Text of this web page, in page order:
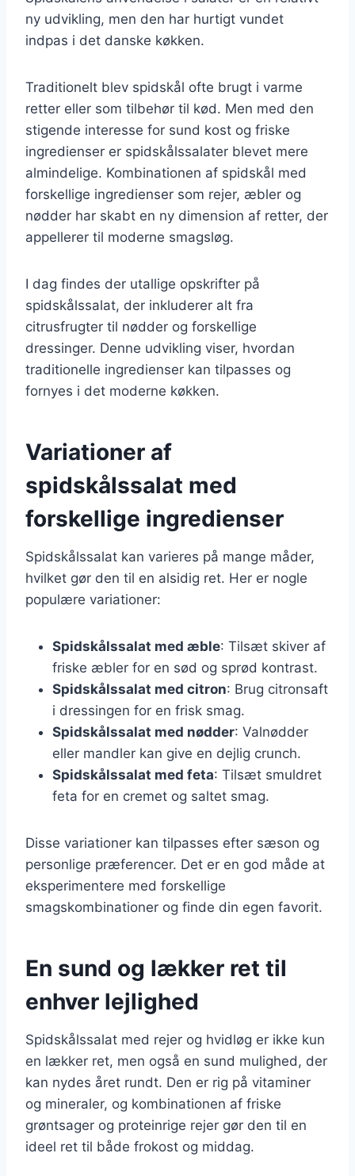
ny udvikling, men den har hurtigt vundet
indpas i det danske køkken.
Traditionelt blev spidskål ofte brugt i varme
retter eller som tilbehør til kød. Men med den
stigende interesse for sund kost og friske
ingredienser er spidskålssalater blevet mere
almindelige. Kombinationen af spidskål med
forskellige ingredienser som rejer, æbler og
nødder har skabt en ny dimension af retter, der
appellerer til moderne smagsløg.
I dag findes der utallige opskrifter på
spidskålssalat, der inkluderer alt fra
citrusfrugter til nødder og forskellige
dressinger. Denne udvikling viser, hvordan
traditionelle ingredienser kan tilpasses og
fornyes i det moderne køkken.
Variationer af
spidskålssalat med
forskellige ingredienser
Spidskålssalat kan varieres på mange måder,
hvilket gør den til en alsidig ret. Her er nogle
populære variationer:
Spidskålssalat med æble: Tilsæt skiver af
friske æbler for en sød og sprød kontrast.
Spidskålssalat med citron: Brug citronsaft
i dressingen for en frisk smag.
Spidskålssalat med nødder: Valnødder
eller mandler kan give en dejlig crunch.
Spidskålssalat med feta: Tilsæt smuldret
feta for en cremet og saltet smag.
Disse variationer kan tilpasses efter sæson og
personlige præferencer. Det er en god måde at
eksperimentere med forskellige
smagskombinationer og finde din egen favorit.
En sund og lækker ret til
enhver lejlighed
Spidskålssalat med rejer og hvidløg er ikke kun
en lækker ret, men også en sund mulighed, der
kan nydes året rundt. Den er rig på vitaminer
og mineraler, og kombinationen af friske
grøntsager og proteinrige rejer gør den til en
ideel ret til både frokost og middag.